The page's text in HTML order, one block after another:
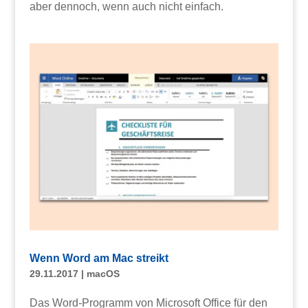
aber dennoch, wenn auch nicht einfach.
Wenn Word am Mac streikt
29.11.2017| macOS
Das Word-Programm von Microsoft Office für den